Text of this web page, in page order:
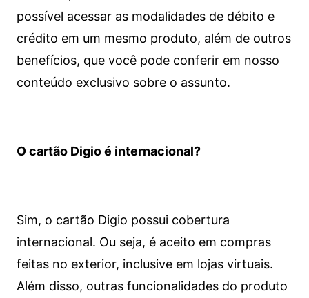
possível acessar as modalidades de débito e
crédito em um mesmo produto, além de outros
benefícios, que você pode conferir em nosso
conteúdo exclusivo sobre o assunto.
O cartão Digio é internacional?
Sim, o cartão Digio possui cobertura
internacional. Ou seja, é aceito em compras
feitas no exterior, inclusive em lojas virtuais.
Além disso, outras funcionalidades do produto